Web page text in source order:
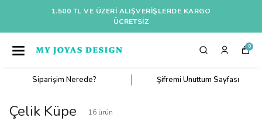
1.500 TL VE ÜZERI ALIŞVERIŞLERDE KARGO
ÜCRETSİZ
0
Siparişim Nerede? Şifremi Unuttum Sayfası
Çelik Küpe 16 ürün